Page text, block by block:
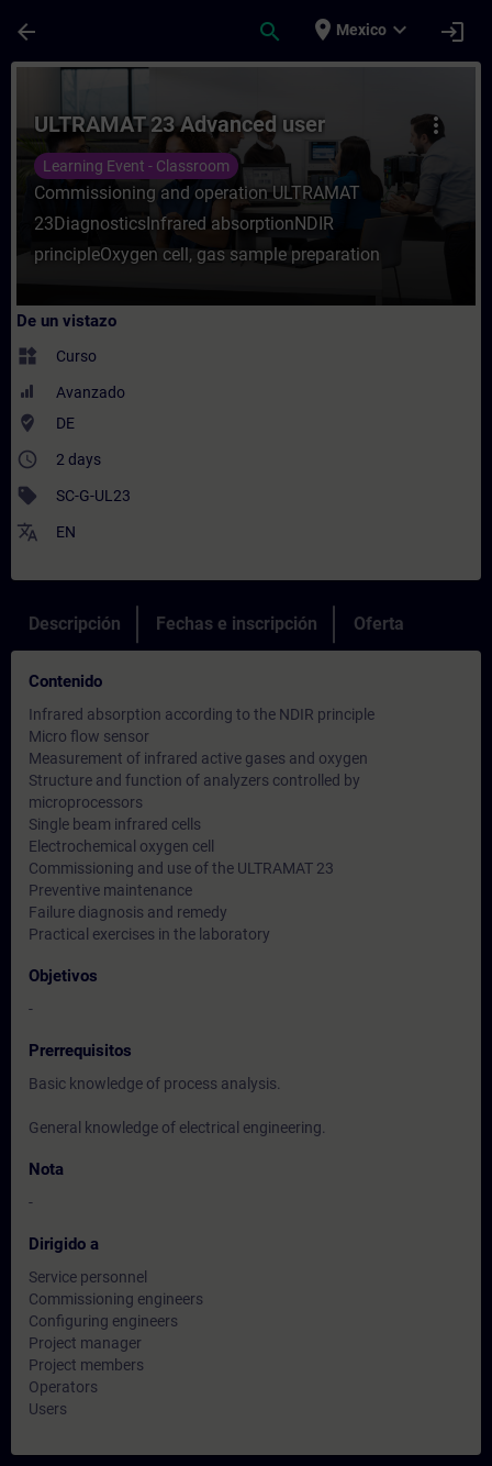
arrow_back search place Mexico expand_more login
Curso - ULTRAMAT 23 Advanced user -
more_vert
ULTRAMAT 23 Advanced user
Learning Event - Classroom
Commissioning and operation ULTRAMAT
23DiagnosticsInfrared absorptionNDIR
principleOxygen cell, gas sample preparation
De un vistazo
widgets Curso
Avanzado
where_to_vote DE
access_time 2 days
sell SC-G-UL23
translate EN
Descripción Fechas e inscripción Oferta
Contenido
Infrared absorption according to the NDIR principle
Micro flow sensor
Measurement of infrared active gases and oxygen
Structure and function of analyzers controlled by
microprocessors
Single beam infrared cells
Electrochemical oxygen cell
Commissioning and use of the ULTRAMAT 23
Preventive maintenance
Failure diagnosis and remedy
Practical exercises in the laboratory
Objetivos
-
Prerrequisitos
Basic knowledge of process analysis.
General knowledge of electrical engineering.
Nota
-
Dirigido a
Service personnel
Commissioning engineers
Configuring engineers
Project manager
Project members
Operators
Users